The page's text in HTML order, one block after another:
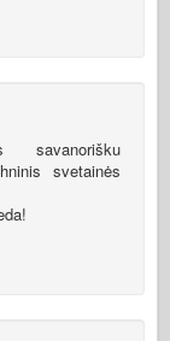
svetainės